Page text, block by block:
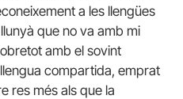
a les llengües
que no va amb mi
amb el sovint
compartida, emprat
res més als que la